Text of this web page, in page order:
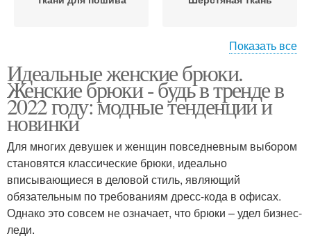
Смесовые ткани
Показать все
Идеальные женские брюки.
Женские брюки - будь в тренде в
2022 году: модные тенденции и
новинки
Для многих девушек и женщин повседневным выбором
становятся классические брюки, идеально
вписывающиеся в деловой стиль, являющий
обязательным по требованиям дресс-кода в офисах.
Однако это совсем не означает, что брюки – удел бизнес-
леди.